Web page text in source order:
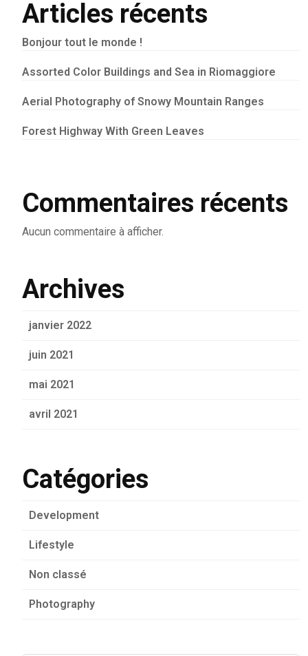
Articles récents
Bonjour tout le monde !
Assorted Color Buildings and Sea in Riomaggiore
Aerial Photography of Snowy Mountain Ranges
Forest Highway With Green Leaves
Commentaires récents
Aucun commentaire à afficher.
Archives
janvier 2022
juin 2021
mai 2021
avril 2021
Catégories
Development
Lifestyle
Non classé
Photography